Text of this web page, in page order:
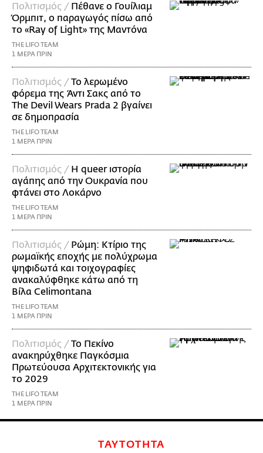
Πολιτισμός / Πέθανε ο Γουίλιαμ
Όρμπιτ, ο παραγωγός πίσω από
το «Ray of Light» της Μαντόνα
THE LIFO TEAM
1 ΜΕΡΑ ΠΡΙΝ
Πολιτισμός /Το λερωμένο
φόρεμα της Άντι Σακς από το
The Devil Wears Prada 2 βγαίνει
σε δημοπρασία
THE LIFO TEAM
1 ΜΕΡΑ ΠΡΙΝ
Πολιτισμός / Η queer ιστορία
αγάπης από την Ουκρανία που
φτάνει στο Λοκάρνο
THE LIFO TEAM
1 ΜΕΡΑ ΠΡΙΝ
Πολιτισμός / Ρώμη: Κτίριο της
ρωμαϊκής εποχής με πολύχρωμα
ψηφιδωτά και τοιχογραφίες
ανακαλύφθηκε κάτω από τη
Βίλα Celimontana
THE LIFO TEAM
1 ΜΕΡΑ ΠΡΙΝ
Πολιτισμός /Το Πεκίνο
ανακηρύχθηκε Παγκόσμια
Πρωτεύουσα Αρχιτεκτονικής για
το 2029
THE LIFO TEAM
1 ΜΕΡΑ ΠΡΙΝ
ΤΑΥΤΟΤΗΤΑ